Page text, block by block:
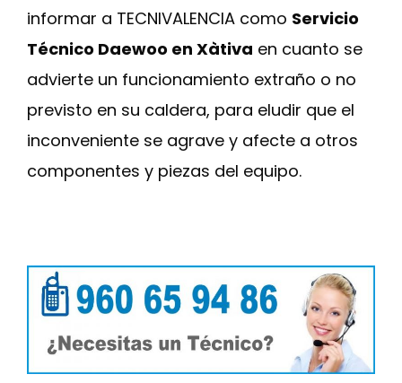
informar a TECNIVALENCIA como Servicio
Técnico Daewoo en Xàtiva en cuanto se
advierte un funcionamiento extraño o no
previsto en su caldera, para eludir que el
inconveniente se agrave y afecte a otros
componentes y piezas del equipo.